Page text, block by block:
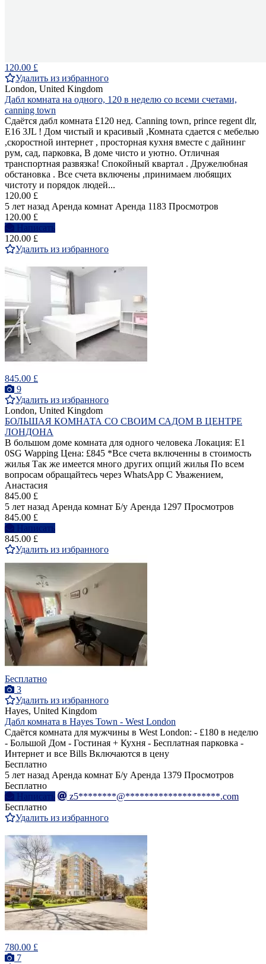
120.00 £
Удалить из избранного
London, United Kingdom
Дабл комната на одного, 120 в неделю со всеми счетами,
canning town
Сдаётся дабл комната £120 нед. Canning town, prince regent dlr,
E16 3JL ! Дом чистый и красивый ,Комната сдается с мебелью
,скоростной интернет , просторная кухня вместе с дайнинг
рум, сад, парковка, В доме чисто и уютно. Отличная
транспортная развязка! Спокойный квартал . Дружелюбная
обстановка . Все счета включены ,принимаем любящих
чистоту и порядок людей...
120.00 £
5 лет назад Аренда комнат Аренда 1183 Просмотров
120.00 £
Написать
120.00 £
Удалить из избранного
845.00 £
9
Удалить из избранного
London, United Kingdom
БОЛЬШАЯ КОМНАТА СО СВОИМ САДОМ В ЦЕНТРЕ
ЛОНДОНА
В большом доме комната для одного человека Локация: E1
0SG Wapping Цена: £845 *Все счета включенны в стоимость
жилья Так же имеется много других опций жилья По всем
вопросам обращайтесь через WhatsApp С Уважением,
Анастасия
845.00 £
5 лет назад Аренда комнат Б/у Аренда 1297 Просмотров
845.00 £
Написать
845.00 £
Удалить из избранного
Бесплатно
3
Удалить из избранного
Hayes, United Kingdom
Дабл комната в Hayes Town - West London
Сдаётся комната для мужчины в West London: - £180 в неделю
- Большой Дом - Гостиная + Кухня - Бесплатная парковка -
Интернет и все Bills Включаются в цену
Бесплатно
5 лет назад Аренда комнат Б/у Аренда 1379 Просмотров
Бесплатно
Написать
z5********@********************.com
Бесплатно
Удалить из избранного
780.00 £
7